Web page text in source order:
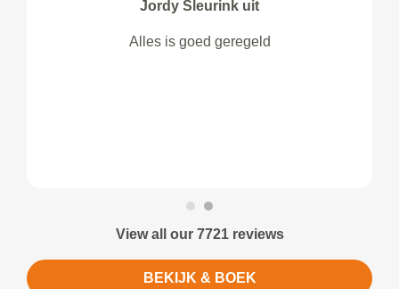
Jordy Sleurink uit
Alles is goed geregeld
View all our 7721 reviews
BEKIJK & BOEK